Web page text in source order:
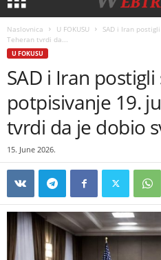
Naslovnica U FOKUSU
SAD i Iran
Teheran tvrdi da...
U FOKUSU
SAD i Iran
potpisivanje 19.
tvrdi da je dobio
15. June 2026.